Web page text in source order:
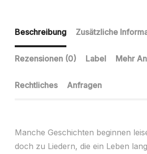
Beschreibung Zusätzliche
Rezensionen (0) Label Mehr
Rechtliches Anfragen
Manche Geschichten beginnen
doch zu Liedern, die ein Leben